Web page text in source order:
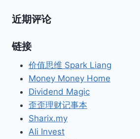
近期评论
链接
价值思维 Spark Liang
Money Money Home
Dividend Magic
歪歪理财记事本
Sharix.my
Ali Invest